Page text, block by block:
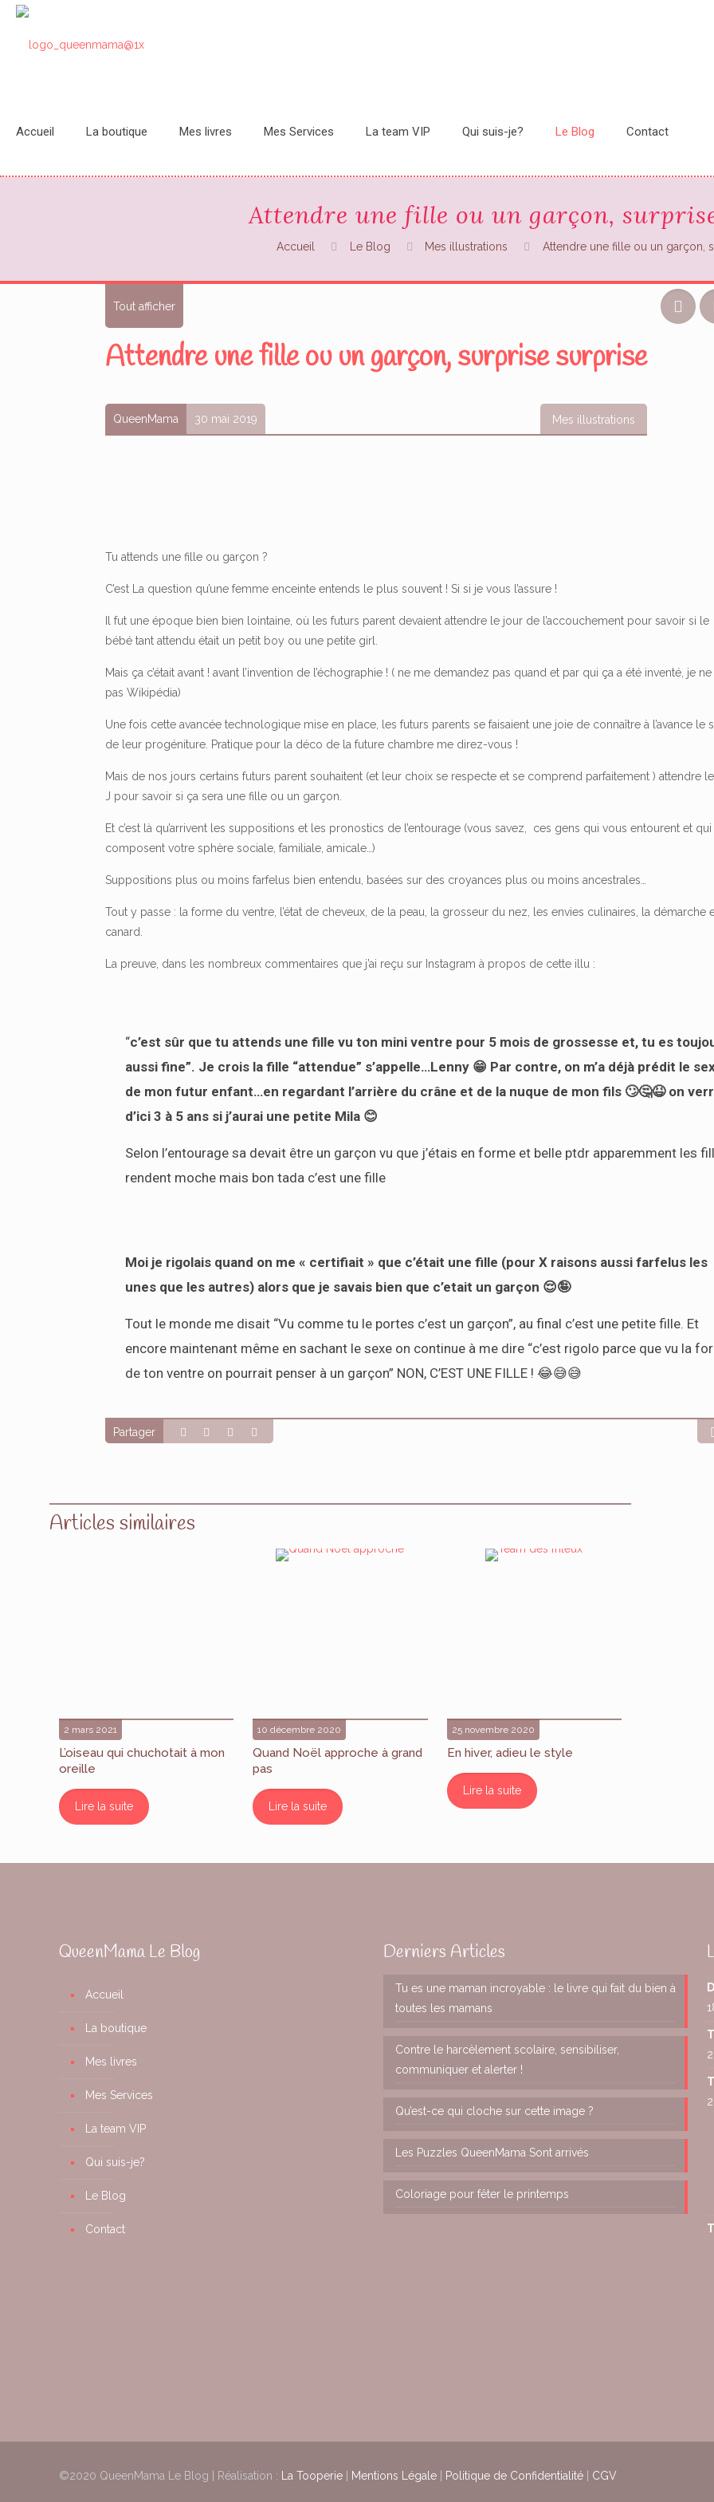
Accueil La boutique Mes livres Mes Services La team VIP Qui suis-je? Le Blog Contact
Attendre une fille ou un garçon,
Accueil Le Blog Mes illustrations Attendre une fille ou un garçon,
Tout afficher
Attendre une fille ou un garçon, surprise surprise
QueenMama 30 mai 2019 Mes illustrations
Tu attends une fille ou garçon ?
C’est La question qu’une femme enceinte entends le plus souvent ! Si si je vous l’assure !
Il fut une époque bien bien lointaine, où les futurs parent devaient attendre le jour de l’accouchement pour savoir si le
bébé tant attendu était un petit boy ou une petite girl.
Mais ça c’était avant ! avant l’invention de l’échographie ! ( ne me demandez pas quand et par qui ça a été inventé, je
pas Wikipédia)
Une fois cette avancée technologique mise en place, les futurs parents se faisaient une joie de connaître à l’avance le
de leur progéniture. Pratique pour la déco de la future chambre me direz-vous !
Mais de nos jours certains futurs parent souhaitent (et leur choix se respecte et se comprend parfaitement ) attendre
J pour savoir si ça sera une fille ou un garçon.
Et c’est là qu’arrivent les suppositions et les pronostics de l’entourage (vous savez, ces gens qui vous entourent et qui
composent votre sphère sociale, familiale, amicale…)
Suppositions plus ou moins farfelus bien entendu, basées sur des croyances plus ou moins ancestrales…
Tout y passe : la forme du ventre, l’état de cheveux, de la peau, la grosseur du nez, les envies culinaires, la démarche
canard.
La preuve, dans les nombreux commentaires que j’ai reçu sur Instagram à propos de cette illu :
“c’est sûr que tu attends une fille vu ton mini ventre pour 5 mois de grossesse et, tu es
aussi fine”. Je crois la fille “attendue” s’appelle…Lenny 😁 Par contre, on m’a déjà prédit le
de mon futur enfant…en regardant l’arrière du crâne et de la nuque de mon fils 🙄🤔😆 on
d’ici 3 à 5 ans si j’aurai une petite Mila 😊
Selon l’entourage sa devait être un garçon vu que j’étais en forme et belle ptdr apparemment les
rendent moche mais bon tada c’est une fille
Moi je rigolais quand on me « certifiait » que c’était une fille (pour X raisons aussi farfelus les
unes que les autres) alors que je savais bien que c’etait un garçon 😌🤪
Tout le monde me disait “Vu comme tu le portes c’est un garçon”, au final c’est une petite fille. Et
encore maintenant même en sachant le sexe on continue à me dire “c’est rigolo parce que vu la
de ton ventre on pourrait penser à un garçon” NON, C’EST UNE FILLE ! 😂😅😅
Partager
Articles similaires
2 mars 2021
L’oiseau qui chuchotait à mon
oreille
Lire la suite
10 décembre 2020
Quand Noël approche à grand
pas
Lire la suite
25 novembre 2020
En hiver, adieu le style
Lire la suite
QueenMama Le Blog
Accueil
La boutique
Mes livres
Mes Services
La team VIP
Qui suis-je?
Le Blog
Contact
Derniers Articles
Tu es une maman incroyable : le livre qui fait du bien à
toutes les mamans
Contre le harcèlement scolaire, sensibiliser,
communiquer et alerter !
Qu’est-ce qui cloche sur cette image ?
Les Puzzles QueenMama Sont arrivés
Coloriage pour fêter le printemps
©2020 QueenMama Le Blog | Réalisation : La Tooperie Mentions Légale Politique de Confidentialité CGV